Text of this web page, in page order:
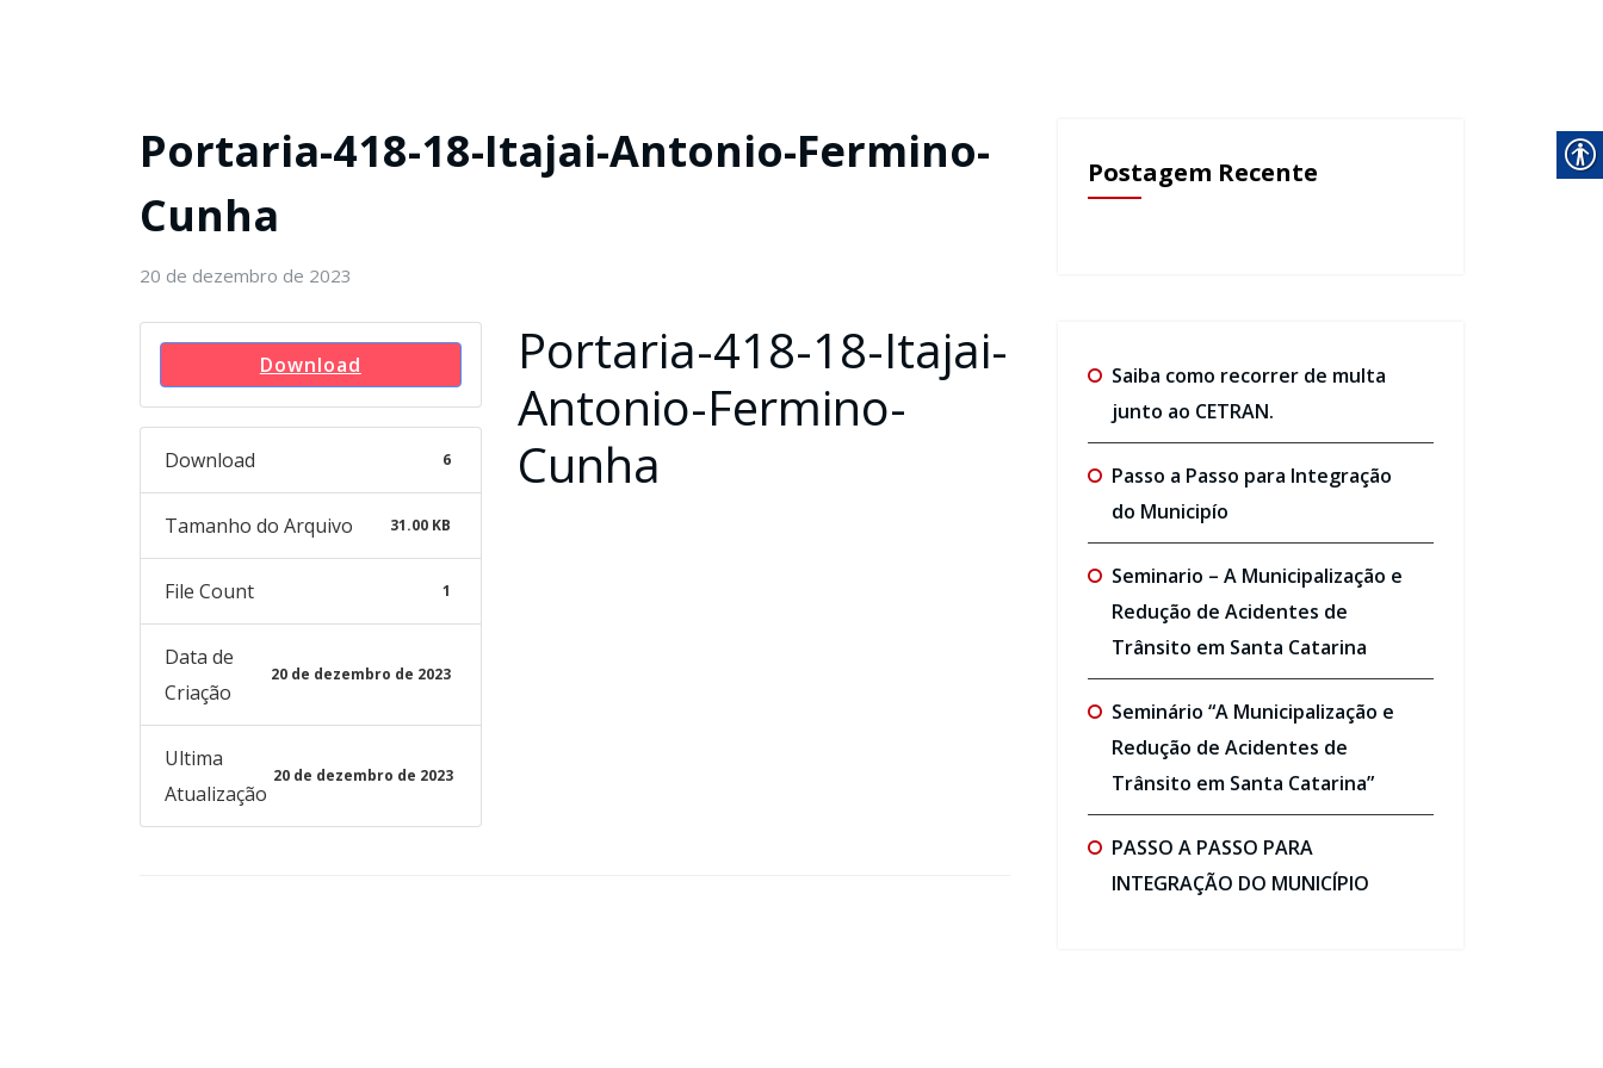
Portaria-418-18-Itajai-Antonio-Fermino-
Cunha
20 de dezembro de 2023
Download
Download 6
Tamanho do Arquivo 31.00 KB
File Count 1
Data de
Criação
20 de dezembro de 2023
Ultima
Atualização
20 de dezembro de 2023
Portaria-418-18-Itajai-
Antonio-Fermino-
Cunha
Postagem Recente
Saiba como recorrer de multa
junto ao CETRAN.
Passo a Passo para Integração
do Municipío
Seminario – A Municipalização e
Redução de Acidentes de
Trânsito em Santa Catarina
Seminário “A Municipalização e
Redução de Acidentes de
Trânsito em Santa Catarina”
PASSO A PASSO PARA
INTEGRAÇÃO DO MUNICÍPIO